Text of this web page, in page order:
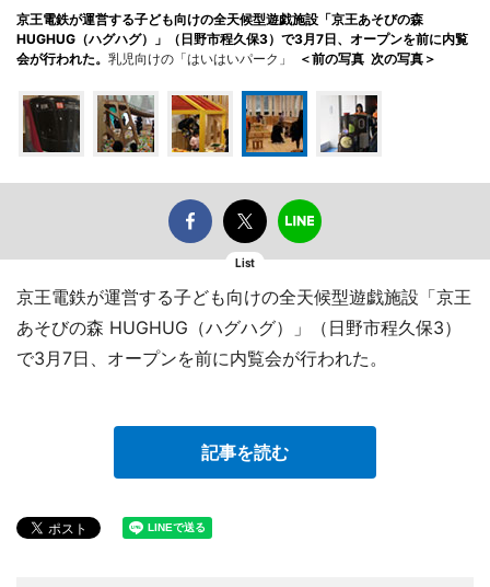
京王電鉄が運営する子ども向けの全天候型遊戯施設「京王あそびの森
HUGHUG（ハグハグ）」（日野市程久保3）で3月7日、オープンを前に内覧
会が行われた。 乳児向けの「はいはいパーク」 ＜前の写真 次の写真＞
List
京王電鉄が運営する子ども向けの全天候型遊戯施設「京王
あそびの森 HUGHUG（ハグハグ）」（日野市程久保3）
で3月7日、オープンを前に内覧会が行われた。
記事を読む